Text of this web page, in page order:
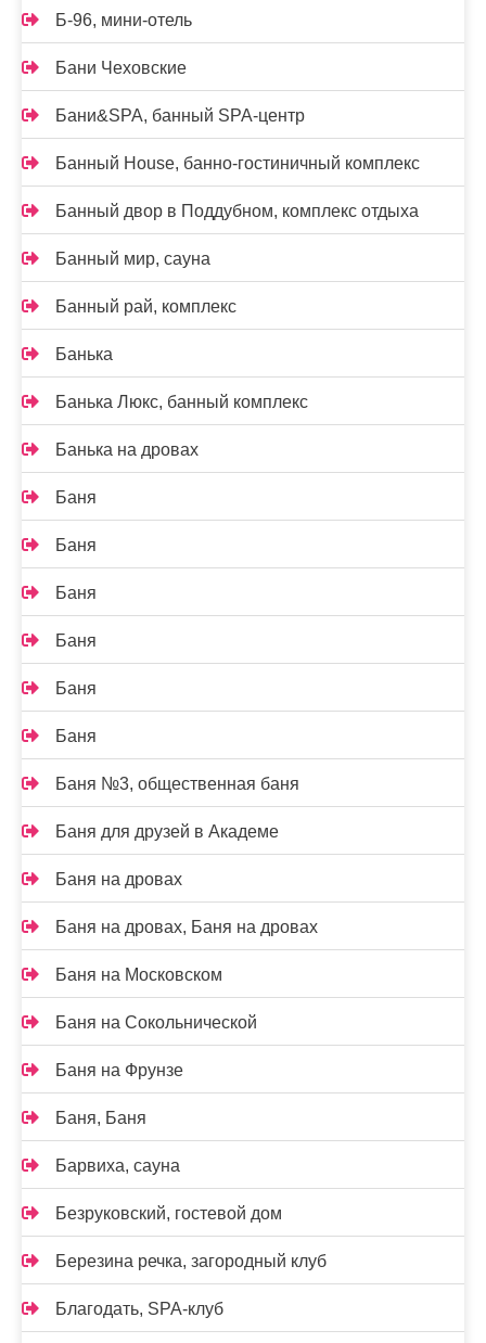
Б-96, мини-отель
Бани Чеховские
Бани&SPA, банный SPA-центр
Банный House, банно-гостиничный комплекс
Банный двор в Поддубном, комплекс отдыха
Банный мир, сауна
Банный рай, комплекс
Банька
Банька Люкс, банный комплекс
Банька на дровах
Баня
Баня
Баня
Баня
Баня
Баня
Баня №3, общественная баня
Баня для друзей в Академе
Баня на дровах
Баня на дровах, Баня на дровах
Баня на Московском
Баня на Сокольнической
Баня на Фрунзе
Баня, Баня
Барвиха, сауна
Безруковский, гостевой дом
Березина речка, загородный клуб
Благодать, SPA-клуб